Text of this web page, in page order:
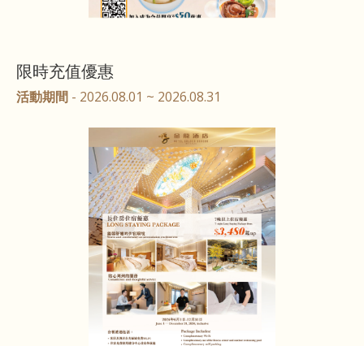
限時充值優惠
活動期間 - 2026.08.01 ~ 2026.08.31